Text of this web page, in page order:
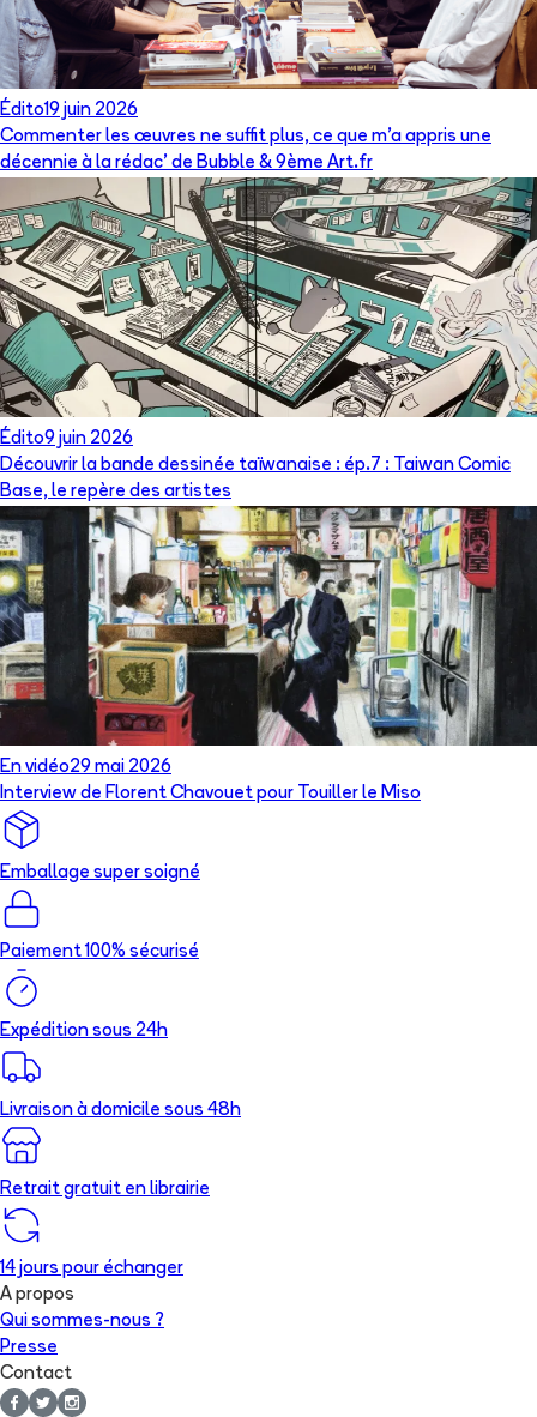
Édito19 juin 2026
Commenter les œuvres ne suffit plus, ce que m’a appris une
décennie à la rédac’ de Bubble & 9ème Art.fr
Édito9 juin 2026
Découvrir la bande dessinée taïwanaise : ép.7 : Taiwan Comic
Base, le repère des artistes
En vidéo29 mai 2026
Interview de Florent Chavouet pour Touiller le Miso
Emballage super soigné
Paiement 100% sécurisé
Expédition sous 24h
Livraison à domicile sous 48h
Retrait gratuit en librairie
14 jours pour échanger
A propos
Qui sommes-nous ?
Presse
Contact